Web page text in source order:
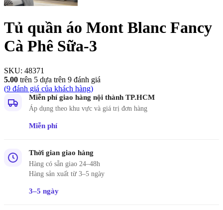
Tủ quần áo Mont Blanc Fancy
Cà Phê Sữa-3
SKU: 48371
5.00 trên 5 dựa trên 9 đánh giá
(9 đánh giá của khách hàng)
Miễn phí giao hàng nội thành TP.HCM
Áp dụng theo khu vực và giá trị đơn hàng
Miễn phí
Thời gian giao hàng
Hàng có sẵn giao 24–48h
Hàng sản xuất từ 3–5 ngày
3–5 ngày